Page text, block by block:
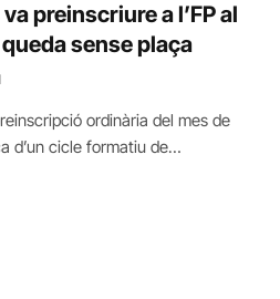
preinscriure a l’FP al
sense plaça
ordinària del mes de
d’un cicle formatiu de…